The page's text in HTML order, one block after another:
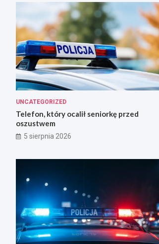
UNCATEGORIZED
Telefon, który ocalił seniorkę przed
oszustwem
5 sierpnia 2026